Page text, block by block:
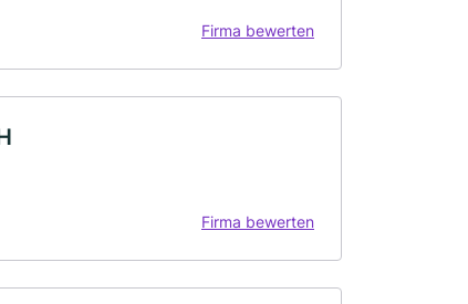
Firma bewerten
Firma bewerten